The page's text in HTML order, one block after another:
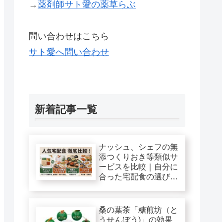
→薬剤師サト愛の薬草らぶ
問い合わせはこちら
サト愛へ問い合わせ
新着記事一覧
ナッシュ、シェフの無
添つくりおき等類似サ
ービスを比較｜自分に
合った宅配食の選び
桑の葉茶「糖煎坊（と
うせんぼう)」の効果